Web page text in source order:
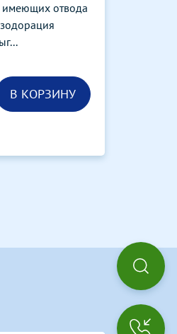
имеющих отвода
В КОРЗИНУ